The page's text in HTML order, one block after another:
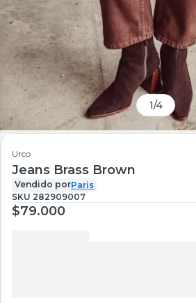
1/4
Urco
Jeans Brass Brown
Vendido porParis
SKU 282909007
$79.000